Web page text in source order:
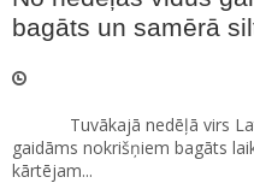
bagāts un samērā
Tuvākajā nedēļā virs
gaidāms nokrišņiem bagāts
kārtējam...